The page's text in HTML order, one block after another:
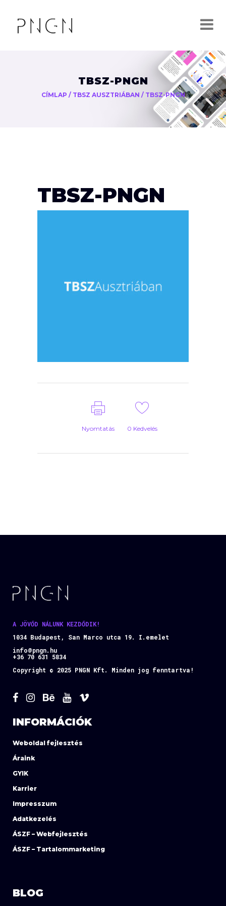
TBSZ-PNGN
CÍMLAP / TBSZ AUSZTRIÁBAN / TBSZ-PNGN
TBSZ-PNGN
Nyomtatás 0 Kedvelés
A JÖVŐD NÁLUNK KEZDŐDIK!
1034 Budapest, San Marco utca 19. I.emelet
info@pngn.hu
+36 70 631 5834
Copyright © 2025 PNGN Kft. Minden jog fenntartva!
INFORMÁCIÓK
Weboldal fejlesztés
Áraink
GYIK
Karrier
Impresszum
Adatkezelés
ÁSZF – Webfejlesztés
ÁSZF – Tartalommarketing
BLOG